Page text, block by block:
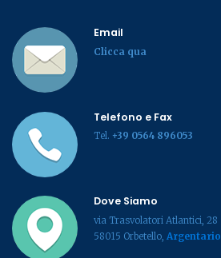
Email
Clicca qua
Telefono e Fax
Tel. +39 0564 896053
Dove Siamo
via Trasvolatori Atlantici, 28
58015 Orbetello, Argentario